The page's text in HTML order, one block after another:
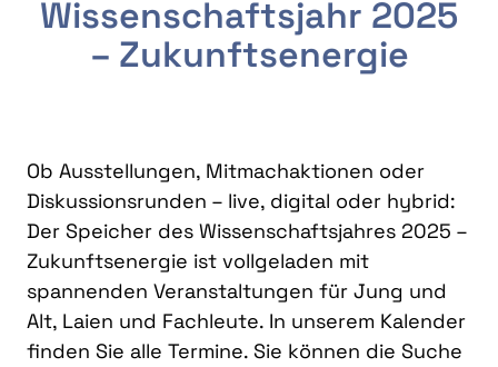
Wissenschaftsjahr 2025
– Zukunftsenergie
Ob Ausstellungen, Mitmachaktionen oder
Diskussionsrunden – live, digital oder hybrid:
Der Speicher des Wissenschaftsjahres 2025 –
Zukunftsenergie ist vollgeladen mit
spannenden Veranstaltungen für Jung und
Alt, Laien und Fachleute. In unserem Kalender
finden Sie alle Termine. Sie können die Suche